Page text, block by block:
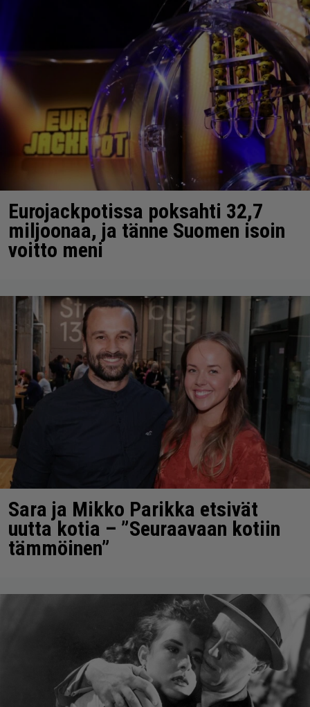
Eurojackpotissa poksahti 32,7
miljoonaa, ja tänne Suomen isoin
voitto meni
Sara ja Mikko Parikka etsivät
uutta kotia – ”Seuraavaan kotiin
tämmöinen”